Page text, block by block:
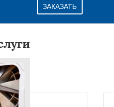
ЗАКАЗАТЬ
данных